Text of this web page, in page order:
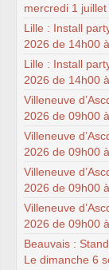
mercredi 1
Lille : Install
2026 de 14h00
Lille : Install
2026 de 14h00
Villeneuve
2026 de 09h00
Villeneuve
2026 de 09h00
Villeneuve
2026 de 09h00
Villeneuve
2026 de 09h00
Beauvais :
Le dimanche 6